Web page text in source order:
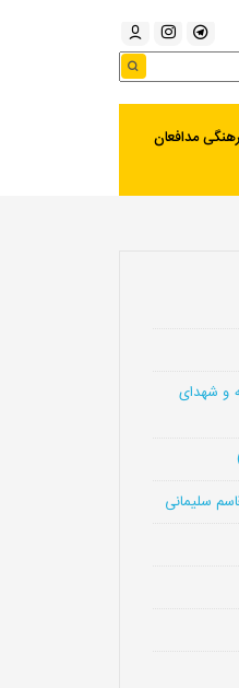
مدافعان
و شهدای
سلیمانی